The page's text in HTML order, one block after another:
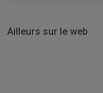
Ailleurs sur le web